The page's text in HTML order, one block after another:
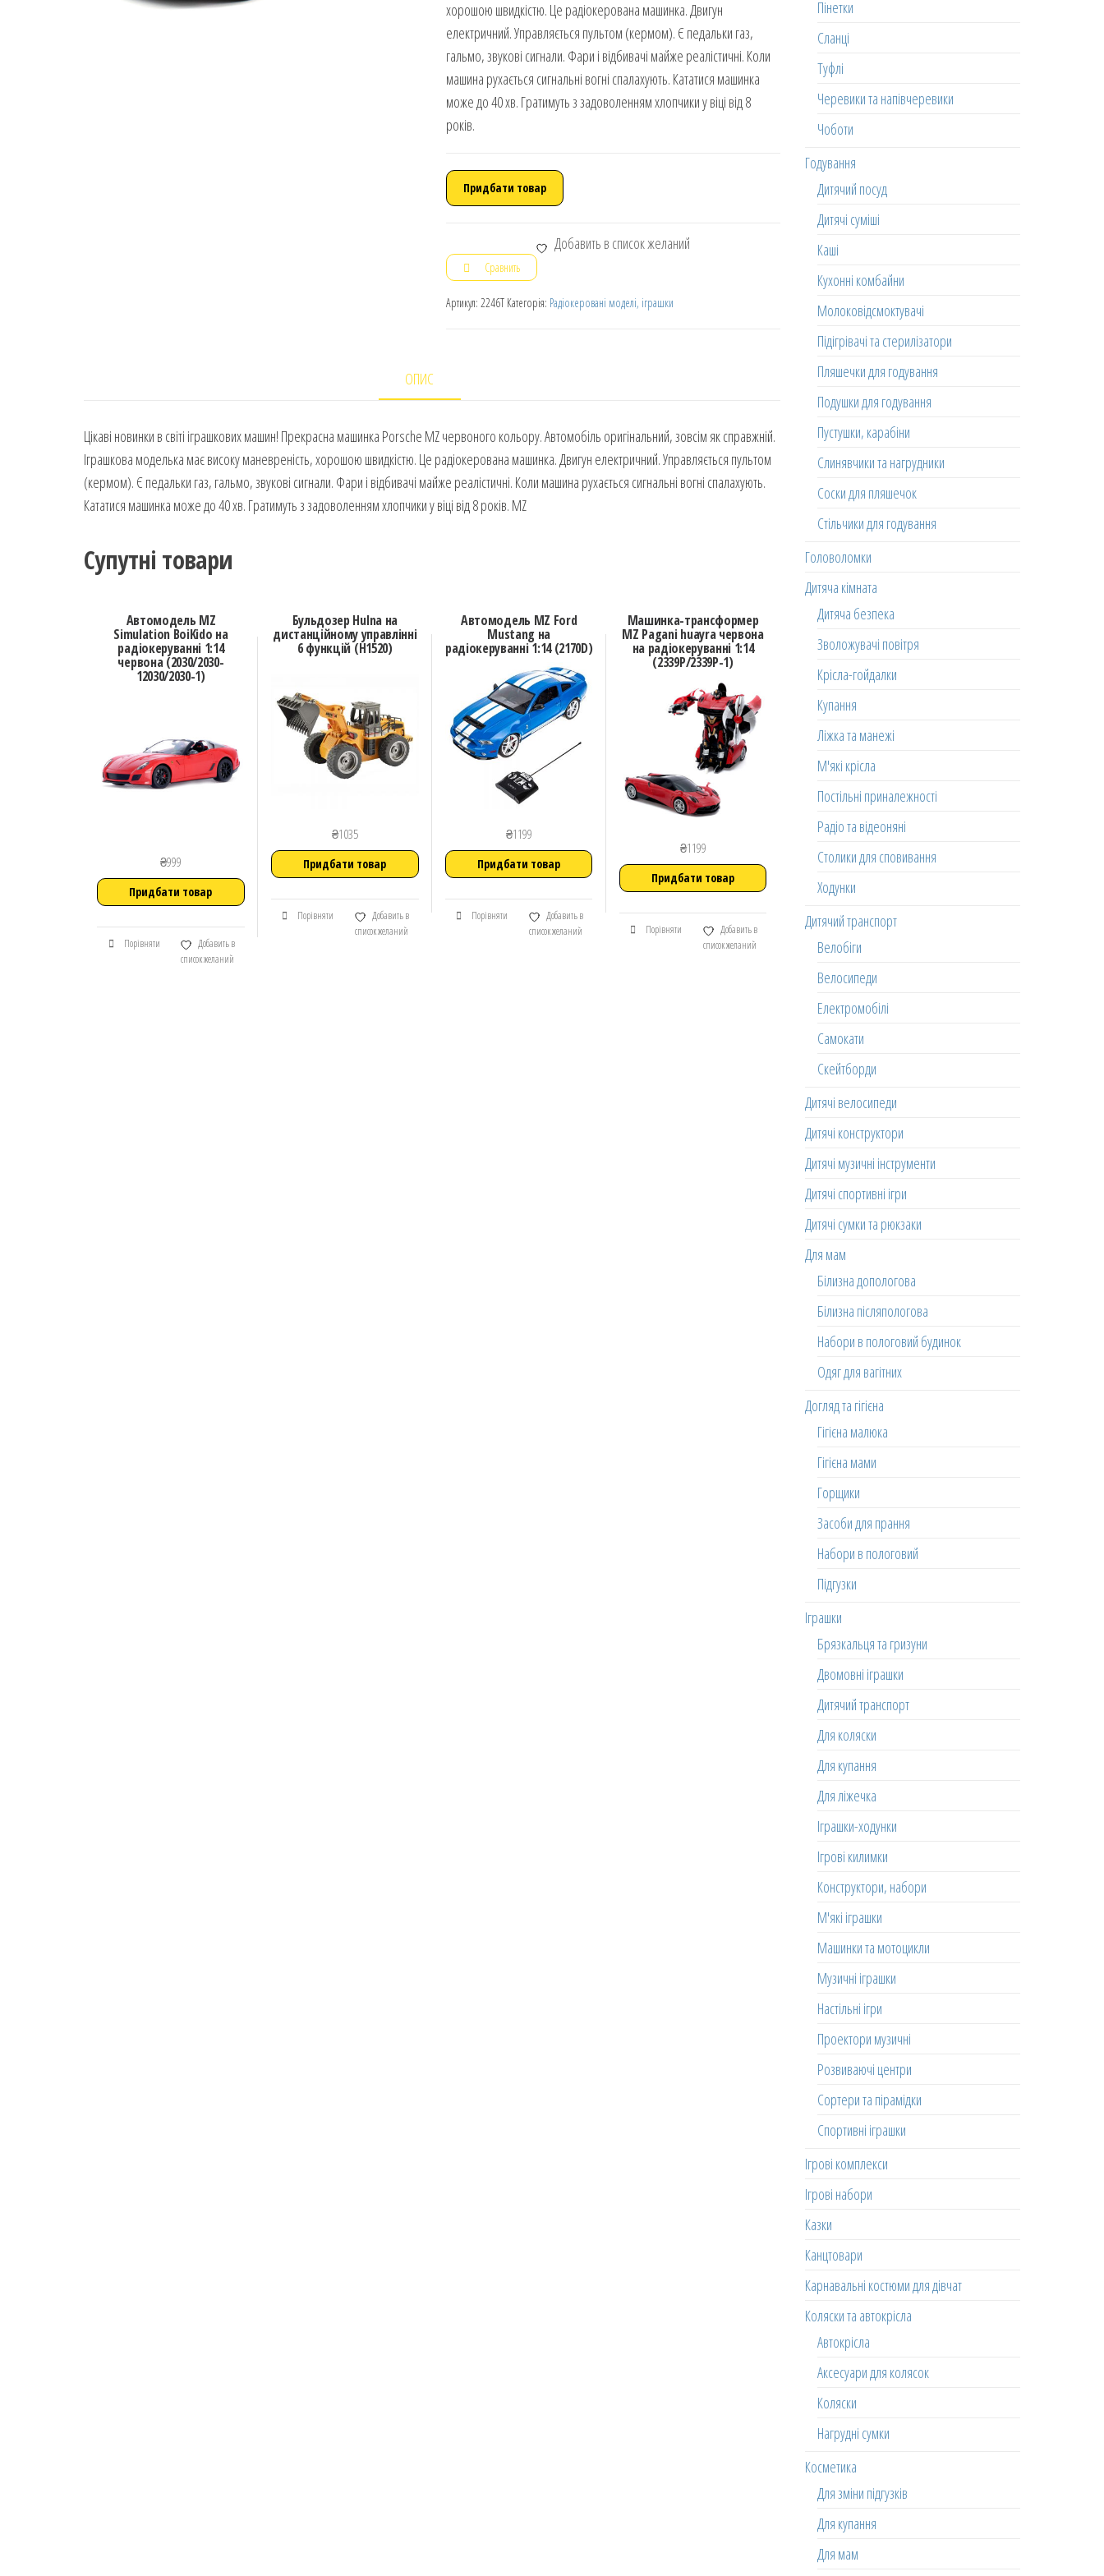
хорошою швидкістю. Це радіокерована машинка. Двигун
електричний. Управляється пультом (кермом). Є педальки газ,
гальмо, звукові сигнали. Фари і відбивачі майже реалістичні. Коли
машина рухається сигнальні вогні спалахують. Кататися машинка
може до 40 хв. Гратимуть з задоволенням хлопчики у віці від 8
років.
Придбати товар
Добавить в список желаний
Сравнить
Артикул: 2246T Категорія: Радіокеровані моделі, іграшки
ОПИС
Цікаві новинки в світі іграшкових машин! Прекрасна машинка Porsche MZ червоного кольору. Автомобіль оригінальний, зовсім як справжній.
Іграшкова моделька має високу маневреність, хорошою швидкістю. Це радіокерована машинка. Двигун електричний. Управляється пультом
(кермом). Є педальки газ, гальмо, звукові сигнали. Фари і відбивачі майже реалістичні. Коли машина рухається сигнальні вогні спалахують.
Кататися машинка може до 40 хв. Гратимуть з задоволенням хлопчики у віці від 8 років. MZ
Супутні товари
Автомодель MZ
Simulation BoiKido на
радіокеруванні 1:14
червона (2030/2030-
12030/2030-1)
₴999
Придбати товар
Порівняти
Добавить в
список желаний
Бульдозер Hulna на
дистанційному управлінні
6 функцій (H1520)
₴1035
Придбати товар
Порівняти
Добавить в
список желаний
Автомодель MZ Ford
Mustang на
радіокеруванні 1:14 (2170D)
₴1199
Придбати товар
Порівняти
Добавить в
список желаний
Машинка-трансформер
MZ Pagani huayra червона
на радіокеруванні 1:14
(2339P/2339P-1)
₴1199
Придбати товар
Порівняти
Добавить в
список желаний
Пінетки
Сланці
Туфлі
Черевики та напівчеревики
Чоботи
Годування
Дитячий посуд
Дитячі суміші
Каші
Кухонні комбайни
Молоковідсмоктувачі
Підігрівачі та стерилізатори
Пляшечки для годування
Подушки для годування
Пустушки, карабіни
Слинявчики та нагрудники
Соски для пляшечок
Стільчики для годування
Головоломки
Дитяча кімната
Дитяча безпека
Зволожувачі повітря
Крісла-гойдалки
Купання
Ліжка та манежі
М'які крісла
Постільні приналежності
Радіо та відеоняні
Столики для сповивання
Ходунки
Дитячий транспорт
Велобіги
Велосипеди
Електромобілі
Самокати
Скейтборди
Дитячі велосипеди
Дитячі конструктори
Дитячі музичні інструменти
Дитячі спортивні ігри
Дитячі сумки та рюкзаки
Для мам
Білизна допологова
Білизна післяпологова
Набори в пологовий будинок
Одяг для вагітних
Догляд та гігієна
Гігієна малюка
Гігієна мами
Горщики
Засоби для прання
Набори в пологовий
Підгузки
Іграшки
Брязкальця та гризуни
Двомовні іграшки
Дитячий транспорт
Для коляски
Для купання
Для ліжечка
Іграшки-ходунки
Ігрові килимки
Конструктори, набори
М'які іграшки
Машинки та мотоцикли
Музичні іграшки
Настільні ігри
Проектори музичні
Розвиваючі центри
Сортери та пірамідки
Спортивні іграшки
Ігрові комплекси
Ігрові набори
Казки
Канцтовари
Карнавальні костюми для дівчат
Коляски та автокрісла
Автокрісла
Аксесуари для колясок
Коляски
Нагрудні сумки
Косметика
Для зміни підгузків
Для купання
Для мам